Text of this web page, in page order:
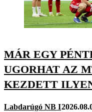
MÁR EGY
UGORHAT AZ
KEZDETT
Labdarúgó NB I